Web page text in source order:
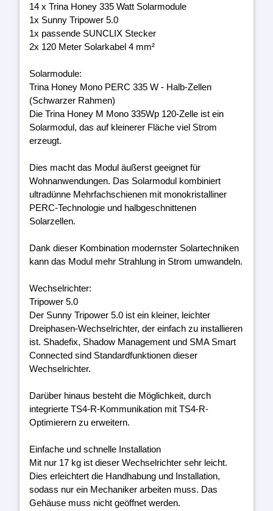
14 x Trina Honey 335 Watt Solarmodule
1x Sunny Tripower 5.0
1x passende SUNCLIX Stecker
2x 120 Meter Solarkabel 4 mm²
Solarmodule:
Trina Honey Mono PERC 335 W - Halb-Zellen
(Schwarzer Rahmen)
Die Trina Honey M Mono 335Wp 120-Zelle ist ein
Solarmodul, das auf kleinerer Fläche viel Strom
erzeugt.
Dies macht das Modul äußerst geeignet für
Wohnanwendungen. Das Solarmodul kombiniert
ultradünne Mehrfachschienen mit monokristalliner
PERC-Technologie und halbgeschnittenen
Solarzellen.
Dank dieser Kombination modernster Solartechniken
kann das Modul mehr Strahlung in Strom umwandeln.
Wechselrichter:
Tripower 5.0
Der Sunny Tripower 5.0 ist ein kleiner, leichter
Dreiphasen-Wechselrichter, der einfach zu installieren
ist. Shadefix, Shadow Management und SMA Smart
Connected sind Standardfunktionen dieser
Wechselrichter.
Darüber hinaus besteht die Möglichkeit, durch
integrierte TS4-R-Kommunikation mit TS4-R-
Optimierern zu erweitern.
Einfache und schnelle Installation
Mit nur 17 kg ist dieser Wechselrichter sehr leicht.
Dies erleichtert die Handhabung und Installation,
sodass nur ein Mechaniker arbeiten muss. Das
Gehäuse muss nicht geöffnet werden.